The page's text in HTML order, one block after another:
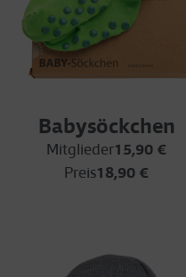
Babysöckchen
Mitglieder15,90 €
Preis18,90 €